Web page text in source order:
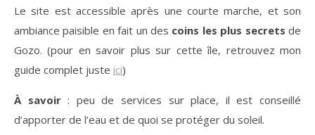
Le site est accessible après une courte marche, et son
ambiance paisible en fait un des coins les plus secrets de
Gozo. (pour en savoir plus sur cette île, retrouvez mon
guide complet juste ici)
À savoir: peu de services sur place, il est conseillé
d’apporter de l’eau et de quoi se protéger du soleil.